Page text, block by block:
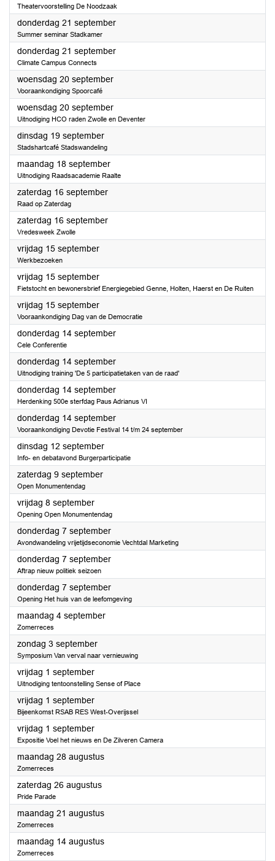
Theatervoorstelling De Noodzaak
donderdag 21 september2023
Summer seminar Stadkamer
donderdag 21 september2023
Climate Campus Connects
woensdag 20 september2023
Vooraankondiging Spoorcafé
woensdag 20 september2023
Uitnodiging HCO raden Zwolle en Deventer
dinsdag 19 september2023
Stadshartcafé Stadswandeling
maandag 18 september2023
Uitnodiging Raadsacademie Raalte
zaterdag 16 september2023
Raad op Zaterdag
zaterdag 16 september2023
Vredesweek Zwolle
vrijdag 15 september2023
Werkbezoeken
vrijdag 15 september2023
Fietstocht en bewonersbrief Energiegebied Genne, Holten, Haerst en De Ruiten
vrijdag 15 september2023
Vooraankondiging Dag van de Democratie
donderdag 14 september2023
Cele Conferentie
donderdag 14 september2023
Uitnodiging training 'De 5 participatietaken van de raad'
donderdag 14 september2023
Herdenking 500e sterfdag Paus Adrianus VI
donderdag 14 september2023
Vooraankondiging Devotie Festival 14 t/m 24 september
dinsdag 12 september2023
Info- en debatavond Burgerparticipatie
zaterdag 9 september2023
Open Monumentendag
vrijdag 8 september2023
Opening Open Monumentendag
donderdag 7 september2023
Avondwandeling vrijetijdseconomie Vechtdal Marketing
donderdag 7 september2023
Aftrap nieuw politiek seizoen
donderdag 7 september2023
Opening Het huis van de leefomgeving
maandag 4 september2023
Zomerreces
zondag 3 september2023
Symposium Van verval naar vernieuwing
vrijdag 1 september2023
Uitnodiging tentoonstelling Sense of Place
vrijdag 1 september2023
Bijeenkomst RSAB RES West-Overijssel
vrijdag 1 september2023
Expositie Voel het nieuws en De Zilveren Camera
maandag 28 augustus2023
Zomerreces
zaterdag 26 augustus2023
Pride Parade
maandag 21 augustus2023
Zomerreces
maandag 14 augustus2023
Zomerreces